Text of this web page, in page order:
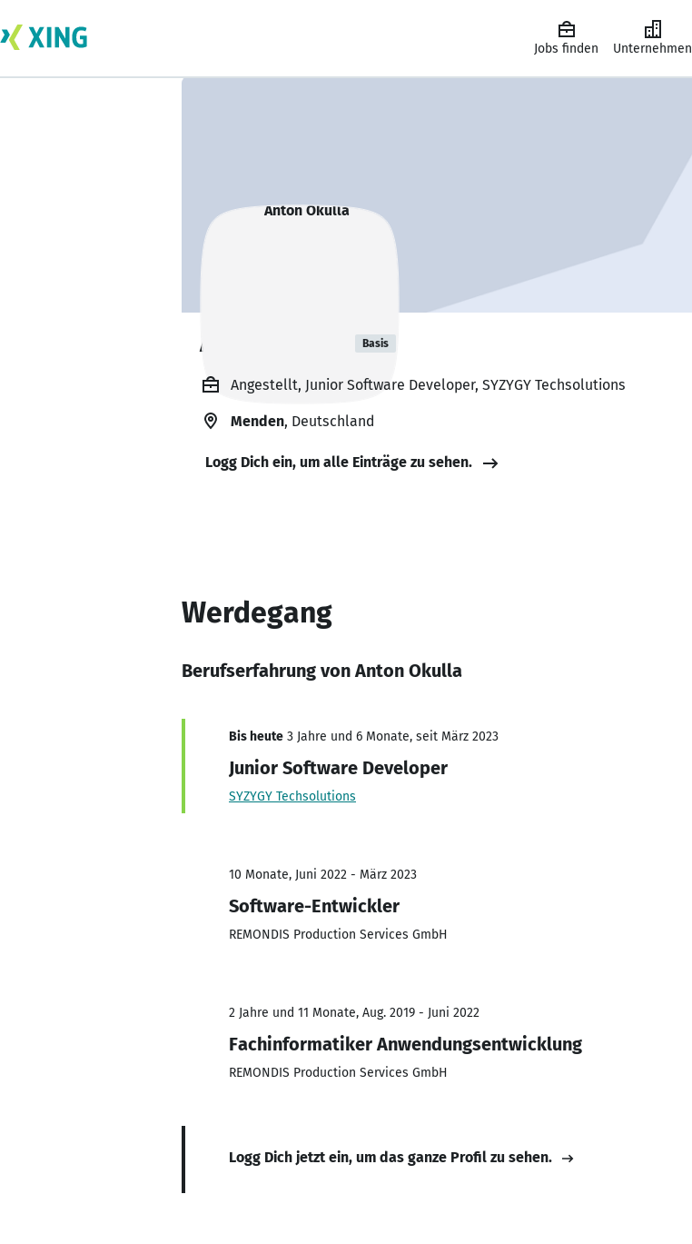
Jobs finden Unternehmen
Anton Okulla Basis
Angestellt, Junior Software Developer, SYZYGY Techsolutions
Menden, Deutschland
Logg Dich ein, um alle Einträge zu sehen.
Werdegang
Berufserfahrung von Anton Okulla
Bis heute 3 Jahre und 6 Monate, seit März 2023
Junior Software Developer
SYZYGY Techsolutions
10 Monate, Juni 2022 - März 2023
Software-Entwickler
REMONDIS Production Services GmbH
2 Jahre und 11 Monate, Aug. 2019 - Juni 2022
Fachinformatiker Anwendungsentwicklung
REMONDIS Production Services GmbH
Logg Dich jetzt ein, um das ganze Profil zu sehen.